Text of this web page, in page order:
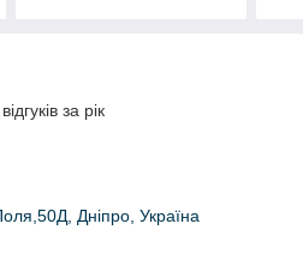
за рік
Дніпро, Україна